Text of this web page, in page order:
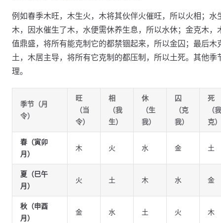
例如春季木旺，木生火，木将其伙伴火催旺，所以火相；水
木，因水催生了木，水便需休养生息，所以水休；金克木，
值鼎盛，将所有能克制它的都禁锢起来，所以金囚；最后木
土，木居主导，将所有它克制的都压制，所以土死。其他季
理。
季节（月
令）
旺
（当
令）
相
（我
生）
休
（生
我）
囚
（克
我）
死
（我
克）
春（寅卯
月）
木 火 水 金 土
夏（巳午
月）
火 土 木 水 金
秋（申酉
月）
金 水 土 火 木